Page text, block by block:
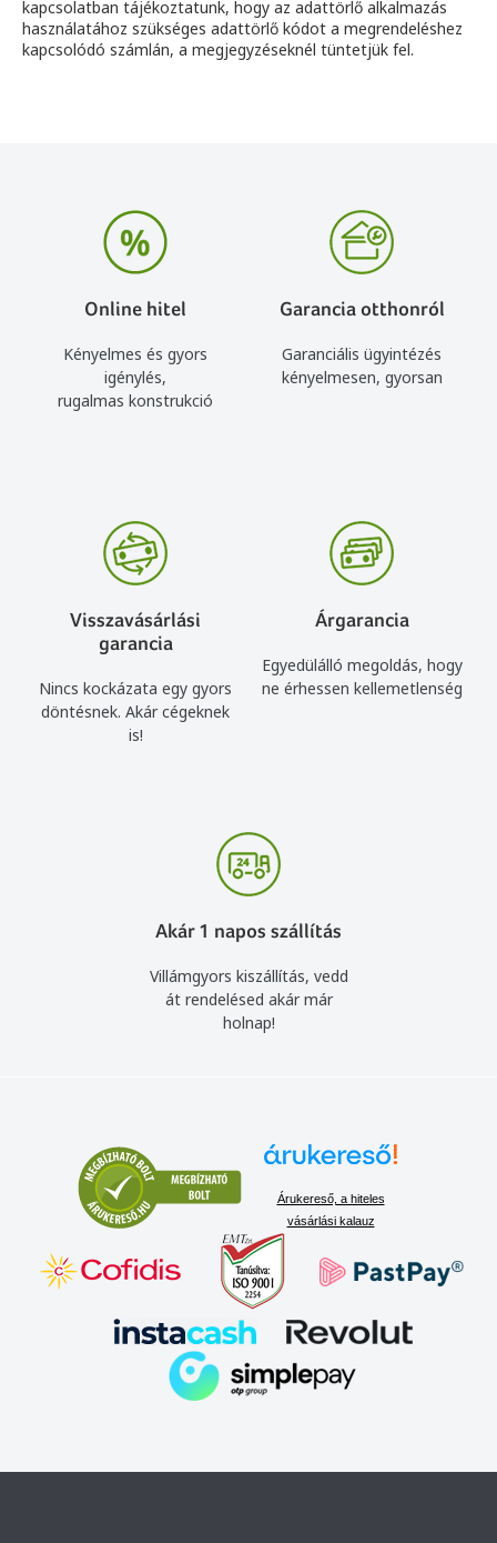
kapcsolatban tájékoztatunk, hogy az adattörlő alkalmazás
használatához szükséges adattörlő kódot a megrendeléshez
kapcsolódó számlán, a megjegyzéseknél tüntetjük fel.
Online hitel
Kényelmes és gyors
igénylés,
rugalmas konstrukció
Garancia otthonról
Garanciális ügyintézés
kényelmesen, gyorsan
Visszavásárlási
garancia
Nincs kockázata egy gyors
döntésnek. Akár cégeknek
is!
Árgarancia
Egyedülálló megoldás, hogy
ne érhessen kellemetlenség
Akár 1 napos szállítás
Villámgyors kiszállítás, vedd
át rendelésed akár már
holnap!
Árukereső, a hiteles
vásárlási kalauz